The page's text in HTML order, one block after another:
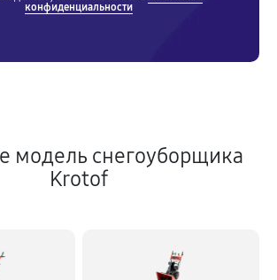
конфиденциальности
модель снегоуборщика
Krotof